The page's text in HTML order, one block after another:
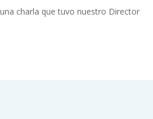
charla que tuvo nuestro Director